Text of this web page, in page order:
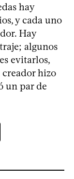
hay
y cada uno
Hay
algunos
evitarlos,
creador hizo
un par de